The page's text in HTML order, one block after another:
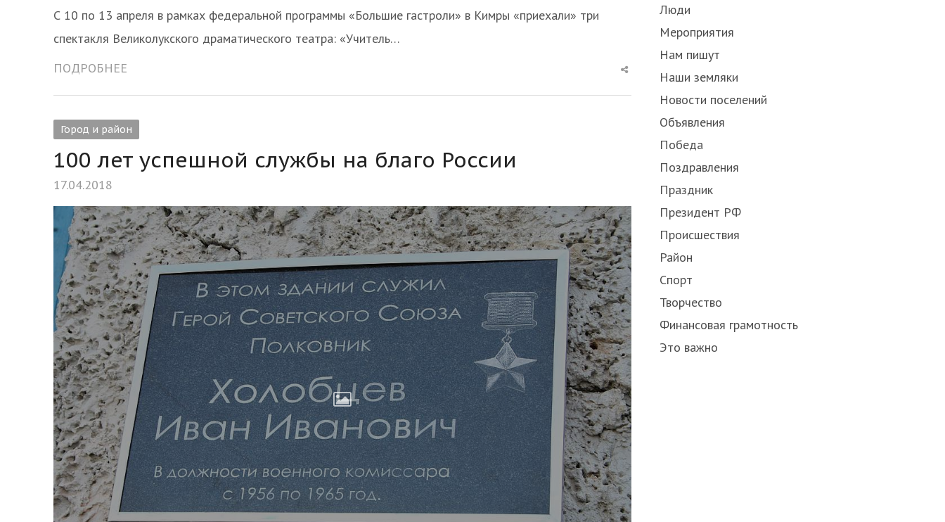
С 10 по 13 апреля в рамках федеральной программы «Большие гастроли» в Кимры «приехали» три
спектакля Великолукского драматического театра: «Учитель…
ПОДРОБНЕЕ
Share
post
Город и район
100 лет успешной службы на благо России
17.04.2018
Люди
Мероприятия
Нам пишут
Наши земляки
Новости поселений
Объявления
Победа
Поздравления
Праздник
Президент РФ
Происшествия
Район
Спорт
Творчество
Финансовая грамотность
Это важно